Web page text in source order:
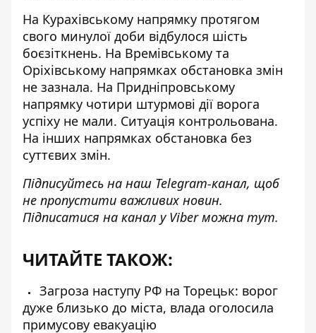
На Курахівському напрямку протягом
свого минулої доби відбулося шість
боєзіткнень. На Времівському та
Оріхівському напрямках обстановка змін
не зазнала. На Придніпровському
напрямку чотири штурмові дії ворога
успіху не мали. Ситуація контрольована.
На інших напрямках обстановка без
суттєвих змін.
Підписуйтесь на наш Telegram-канал, щоб
не пропустити важливих новин.
Підписатися на канал у Viber можна тут.
ЧИТАЙТЕ ТАКОЖ:
Загроза наступу РФ на Торецьк: ворог
дуже близько до міста, влада оголосила
примусову евакуацію